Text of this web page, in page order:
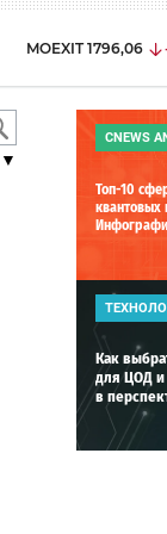
MOEXIT 1796,06
▼
CNEWS
Топ-10
квантовых
Как
для ЦОД и
в